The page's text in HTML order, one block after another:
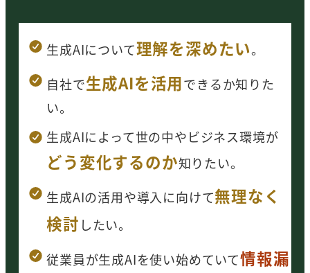
生成AIについて理解を深めたい。
自社で生成AIを活用できるか知りた
い。
生成AIによって世の中やビジネス環境が
どう変化するのか知りたい。
生成AIの活用や導入に向けて無理なく
検討 したい。
従業員が生成AIを使い始めていて情報漏